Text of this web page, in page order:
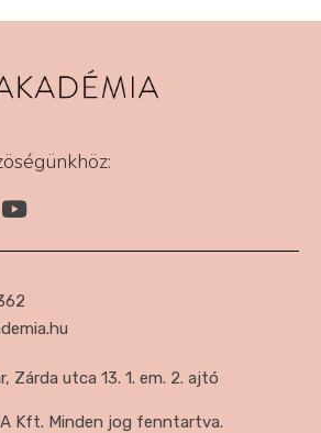
Zárda utca 13. 1. em. 2. ajtó
Kft. Minden jog fenntartva.